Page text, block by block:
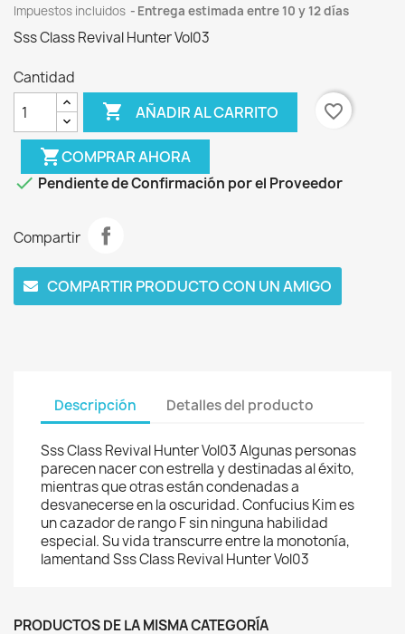
Impuestos incluidos Entrega estimada entre 10 y 12 días
Sss Class Revival Hunter Vol03
Cantidad
 AÑADIR AL CARRITO favorite_border
shopping_cartCOMPRAR AHORA
 Pendiente de Confirmación por el Proveedor
Compartir
COMPARTIR PRODUCTO CON UN AMIGO
Descripción Detalles del producto
Sss Class Revival Hunter Vol03 Algunas personas
parecen nacer con estrella y destinadas al éxito,
mientras que otras están condenadas a
desvanecerse en la oscuridad. Confucius Kim es
un cazador de rango F sin ninguna habilidad
especial. Su vida transcurre entre la monotonía,
lamentand Sss Class Revival Hunter Vol03
PRODUCTOS DE LA MISMA CATEGORÍA